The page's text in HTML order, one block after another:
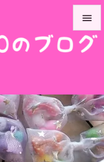



前へ

次へ